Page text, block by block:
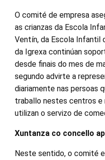
O comité de empresa
as crianzas da Escola
Ventín, da Escola Infantil
da Igrexa continúan
desde finais do mes de
segundo advirte a
diariamente nas persoas
traballo nestes centros e
utilizan o servizo de
Xuntanza co concello
Neste sentido, o comité